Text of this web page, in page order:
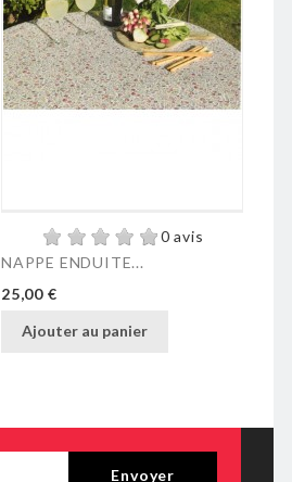
0 avis
NAPPE ENDUITE...
Prix
25,00 €
Ajouter au panier